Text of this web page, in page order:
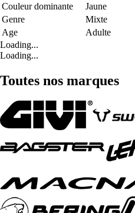
Couleur dominante
Jaune
Genre
Mixte
Age
Adulte
Loading...
Loading...
Toutes nos marques